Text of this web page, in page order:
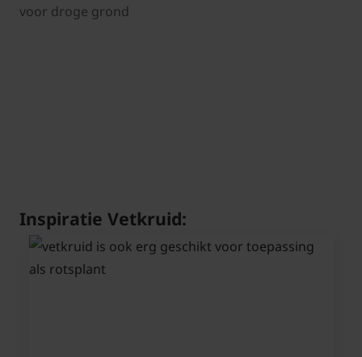
Inspiratie Vetkruid: